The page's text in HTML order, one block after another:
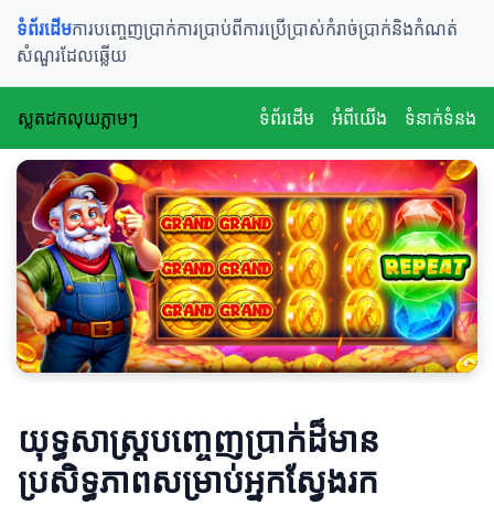
ទំព័រដើមការបញ្ចេញប្រាក់ការប្រាប់ពីការប្រើប្រាស់កំរាច់ប្រាក់និងកំណត់
សំណួរដែលឆ្លើយ
ស្លតដកលុយភ្លាមៗ ទំព័រដើម អំពីយើង ទំនាក់ទំនង
យុទ្ធសាស្ត្របញ្ចេញប្រាក់ដ៏មាន
ប្រសិទ្ធភាពសម្រាប់អ្នកស្វែងរក